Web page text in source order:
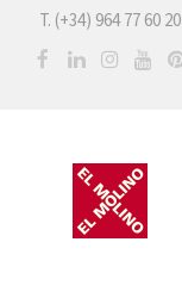
T. (+34) 964 77 60 20